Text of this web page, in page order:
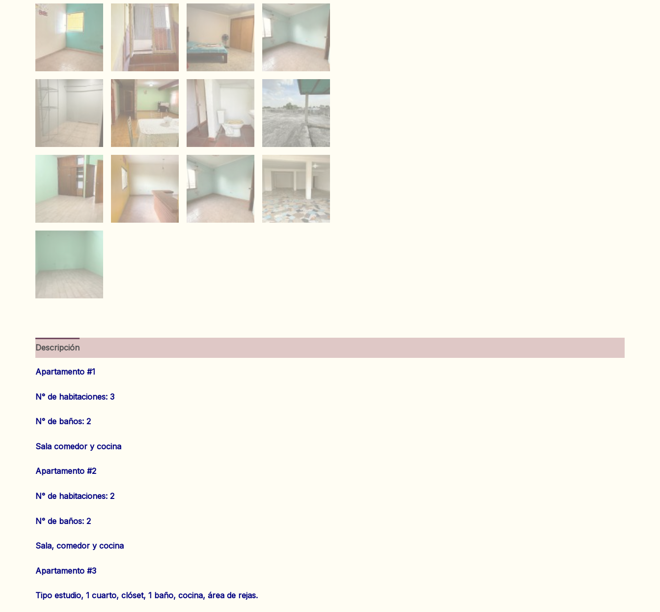
Descripción
Apartamento #1
‌N° de habitaciones: 3
‌N° de baños: 2
Sala comedor y cocina
Apartamento #2
N° de habitaciones: 2
N° de baños: 2
Sala, comedor y cocina
Apartamento #3
Tipo estudio, 1 cuarto, clóset, 1 baño, cocina, área de rejas.